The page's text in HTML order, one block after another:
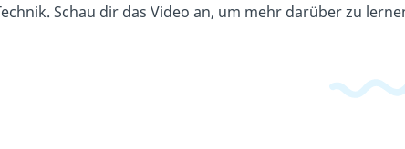
Schau dir das Video an, um mehr darüber zu